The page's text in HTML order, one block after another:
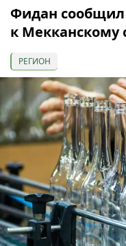
Фидан сообщил
к Мекканскому
РЕГИОН